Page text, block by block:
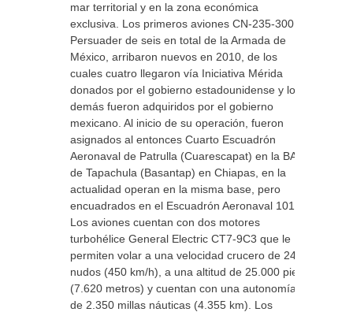
mar territorial y en la zona económica
exclusiva. Los primeros aviones CN-235-300
Persuader de seis en total de la Armada de
México, arribaron nuevos en 2010, de los
cuales cuatro llegaron vía Iniciativa Mérida
donados por el gobierno estadounidense y los
demás fueron adquiridos por el gobierno
mexicano. Al inicio de su operación, fueron
asignados al entonces Cuarto Escuadrón
Aeronaval de Patrulla (Cuarescapat) en la BAN
de Tapachula (Basantap) en Chiapas, en la
actualidad operan en la misma base, pero
encuadrados en el Escuadrón Aeronaval 1012.
Los aviones cuentan con dos motores
turbohélice General Electric CT7-9C3 que le
permiten volar a una velocidad crucero de 248
nudos (450 km/h), a una altitud de 25.000 pies
(7.620 metros) y cuentan con una autonomía
de 2.350 millas náuticas (4.355 km). Los